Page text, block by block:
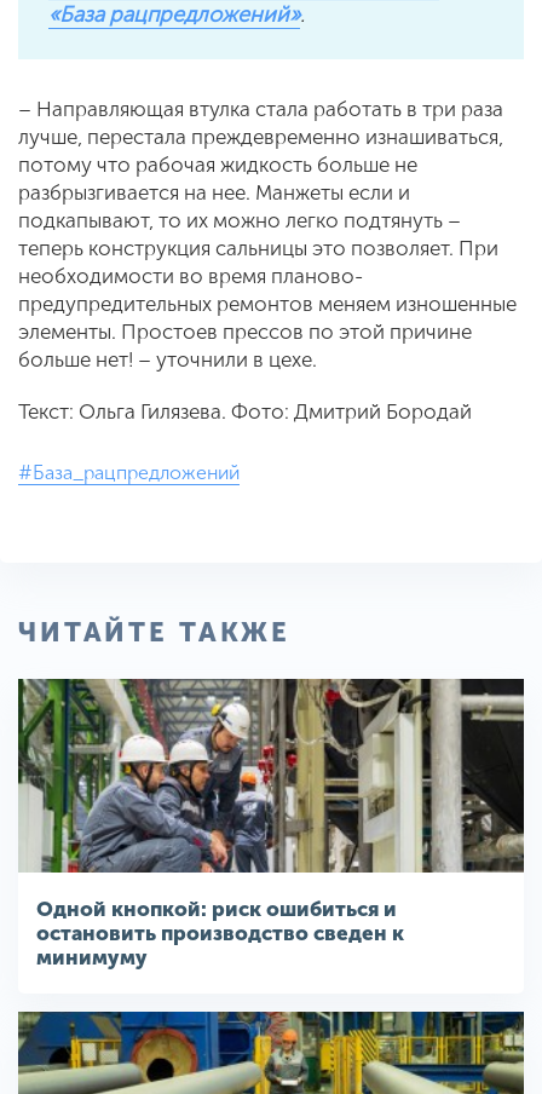
«База рацпредложений».
– Направляющая втулка стала работать в три раза
лучше, перестала преждевременно изнашиваться,
потому что рабочая жидкость больше не
разбрызгивается на нее. Манжеты если и
подкапывают, то их можно легко подтянуть –
теперь конструкция сальницы это позволяет. При
необходимости во время планово-
предупредительных ремонтов меняем изношенные
элементы. Простоев прессов по этой причине
больше нет! – уточнили в цехе.
Текст: Ольга Гилязева. Фото: Дмитрий Бородай
#База_рацпредложений
ЧИТАЙТЕ ТАКЖЕ
Одной кнопкой: риск ошибиться и
остановить производство сведен к
минимуму